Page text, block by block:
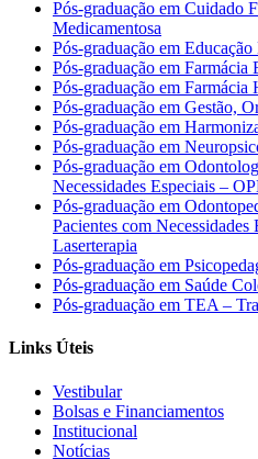
Pós-graduação em Cuidado
Medicamentosa
Pós-graduação em
Pós-graduação em Farmácia
Pós-graduação em Farmácia
Pós-graduação em Gestão,
Pós-graduação em
Pós-graduação em
Pós-graduação em
Necessidades Especiais –
Pós-graduação em
Pacientes com
Laserterapia
Pós-graduação em
Pós-graduação em Saúde
Pós-graduação em TEA –
Links Úteis
Vestibular
Bolsas e Financiamentos
Institucional
Notícias